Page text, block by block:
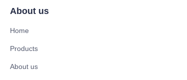
About us
Home
Products
About us